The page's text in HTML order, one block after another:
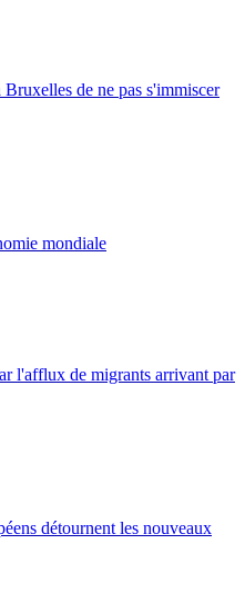
de ne pas s'immiscer
mondiale
l'afflux de migrants arrivant par
détournent les nouveaux